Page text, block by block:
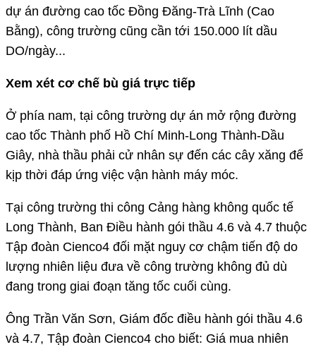
dự án đường cao tốc Đồng Đăng-Trà Lĩnh (Cao
Bằng), công trường cũng cần tới 150.000 lít dầu
DO/ngày...
Xem xét cơ chế bù giá trực tiếp
Ở phía nam, tại công trường dự án mở rộng đường
cao tốc Thành phố Hồ Chí Minh-Long Thành-Dầu
Giây, nhà thầu phải cử nhân sự đến các cây xăng để
kịp thời đáp ứng việc vận hành máy móc.
Tại công trường thi công Cảng hàng không quốc tế
Long Thành, Ban Điều hành gói thầu 4.6 và 4.7 thuộc
Tập đoàn Cienco4 đối mặt nguy cơ chậm tiến độ do
lượng nhiên liệu đưa về công trường không đủ dù
đang trong giai đoạn tăng tốc cuối cùng.
Ông Trần Văn Sơn, Giám đốc điều hành gói thầu 4.6
và 4.7, Tập đoàn Cienco4 cho biết: Giá mua nhiên